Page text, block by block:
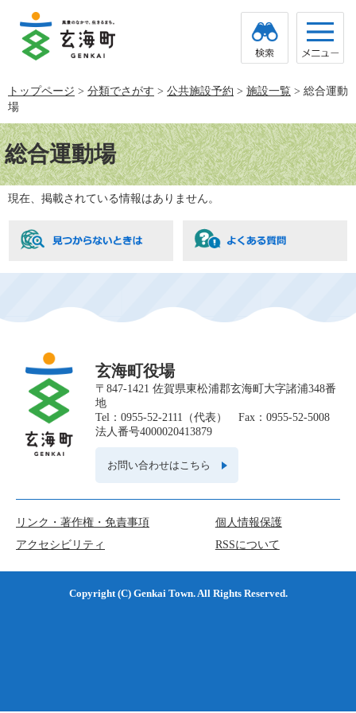
で
す。
ば
し
て
本
文
へ
トップページ > 分類でさがす > 公共施設予約 > 施設一覧 > 総合運動
場
本
文総合運動場
現在、掲載されている情報はありません。
玄海町役場
〒847-1421 佐賀県東松浦郡玄海町大字諸浦348番
地
Tel：0955-52-2111（代表） Fax：0955-52-5008
法人番号4000020413879
お問い合わせはこちら
リンク・著作権・免責事項
個人情報保護
アクセシビリティ
RSSについて
Copyright (C) Genkai Town. All Rights Reserved.